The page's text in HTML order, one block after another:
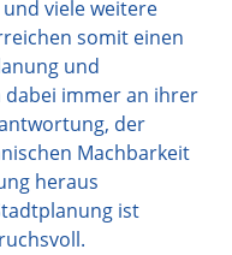
viele weitere
somit einen
und
dabei immer an ihrer
der
Machbarkeit
heraus
ist